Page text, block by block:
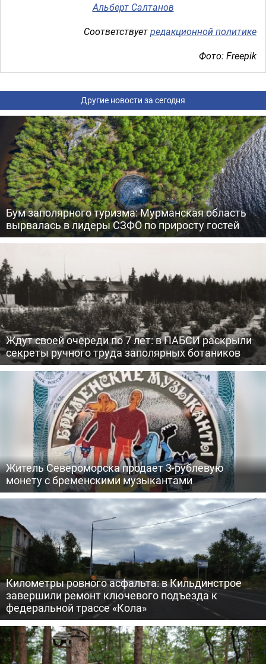
Альберт Салтанов
Соответствуетредакционной политике
Фото: Freepik
Другие новости за сегодня
Бум заполярного туризма: Мурманская область
вырвалась в лидеры СЗФО по приросту гостей
Ждут своей очереди по 7 лет: в ПАБСИ раскрыли
секреты ручного труда заполярных ботаников
Житель Североморска продает 3-рублевую
монету с бременскими музыкантами
Километры ровного асфальта: в Кильдинстрое
завершили ремонт ключевого подъезда к
федеральной трассе «Кола»